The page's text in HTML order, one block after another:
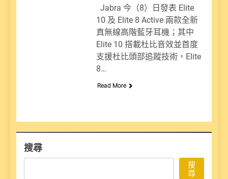
Jabra 今（8）日發表 Elite
10 及 Elite 8 Active 兩款全新
真無線高階藍牙耳機；其中
Elite 10 搭載杜比音效並首度
支援杜比頭部追蹤技術，Elite
8…
Read More
搜尋
搜
尋